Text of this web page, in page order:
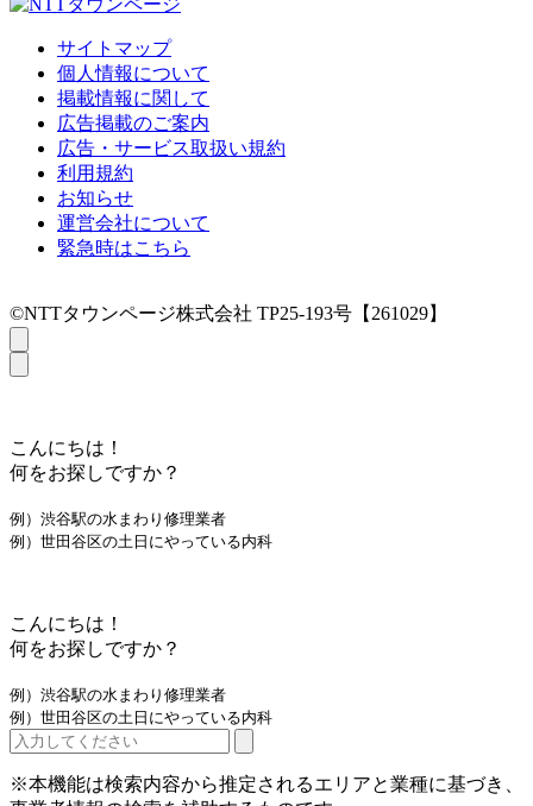
サイトマップ
個人情報について
掲載情報に関して
広告掲載のご案内
広告・サービス取扱い規約
利用規約
お知らせ
運営会社について
緊急時はこちら
©NTTタウンページ株式会社 TP25-193号【261029】
こんにちは！
何をお探しですか？
例）渋谷駅の水まわり修理業者
例）世田谷区の土日にやっている内科
こんにちは！
何をお探しですか？
例）渋谷駅の水まわり修理業者
例）世田谷区の土日にやっている内科
※本機能は検索内容から推定されるエリアと業種に基づき、